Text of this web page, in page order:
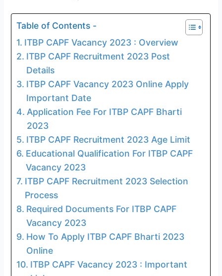
Table of Contents -
ITBP CAPF Vacancy 2023 : Overview
ITBP CAPF Recruitment 2023 Post
Details
ITBP CAPF Vacancy 2023 Online Apply
Important Date
Application Fee For ITBP CAPF Bharti
2023
ITBP CAPF Recruitment 2023 Age Limit
Educational Qualification For ITBP CAPF
Vacancy 2023
ITBP CAPF Recruitment 2023 Selection
Process
Required Documents For ITBP CAPF
Vacancy 2023
How To Apply ITBP CAPF Bharti 2023
Online
ITBP CAPF Vacancy 2023 : Important